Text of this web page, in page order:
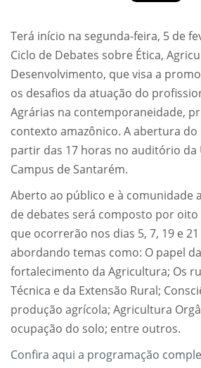
Terá início na segunda-feira, 5 de
Ciclo de Debates sobre Ética,
Desenvolvimento, que visa a
os desafios da atuação do
Agrárias na contemporaneidade,
contexto amazônico. A abertura
partir das 17 horas no auditório da
Campus de Santarém.
Aberto ao público e à comunidade
de debates será composto por
que ocorrerão nos dias 5, 7, 19 e
abordando temas como: O papel
fortalecimento da Agricultura; Os
Técnica e da Extensão Rural;
produção agrícola; Agricultura
ocupação do solo; entre outros.
Confira aqui a programação